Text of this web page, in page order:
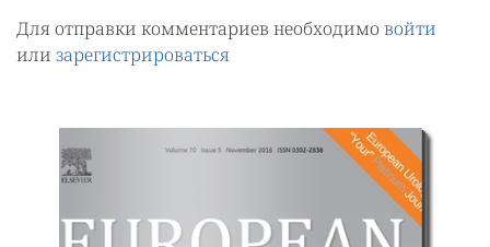
Для отправки комментариев необходимо войти
или зарегистрироваться